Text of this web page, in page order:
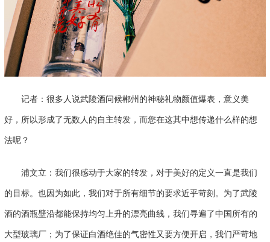
记者：很多人说武陵酒问候郴州的神秘礼物颜值爆表，意义美
好，所以形成了无数人的自主转发，而您在这其中想传递什么样的想
法呢？
浦文立：我们很感动于大家的转发，对于美好的定义一直是我们
的目标。也因为如此，我们对于所有细节的要求近乎苛刻。为了武陵
酒的酒瓶壁沿都能保持均匀上升的漂亮曲线，我们寻遍了中国所有的
大型玻璃厂；为了保证白酒绝佳的气密性又要方便开启，我们严苛地